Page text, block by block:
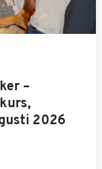
–
2026